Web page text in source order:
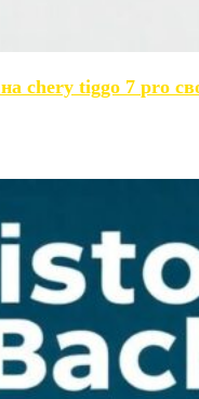
chery tiggo 7 pro